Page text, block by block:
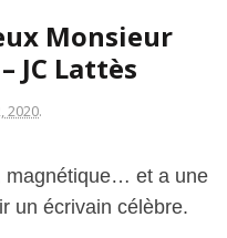
Monsieur
JC Lattès
2020.
magnétique… et a une
un écrivain célèbre.